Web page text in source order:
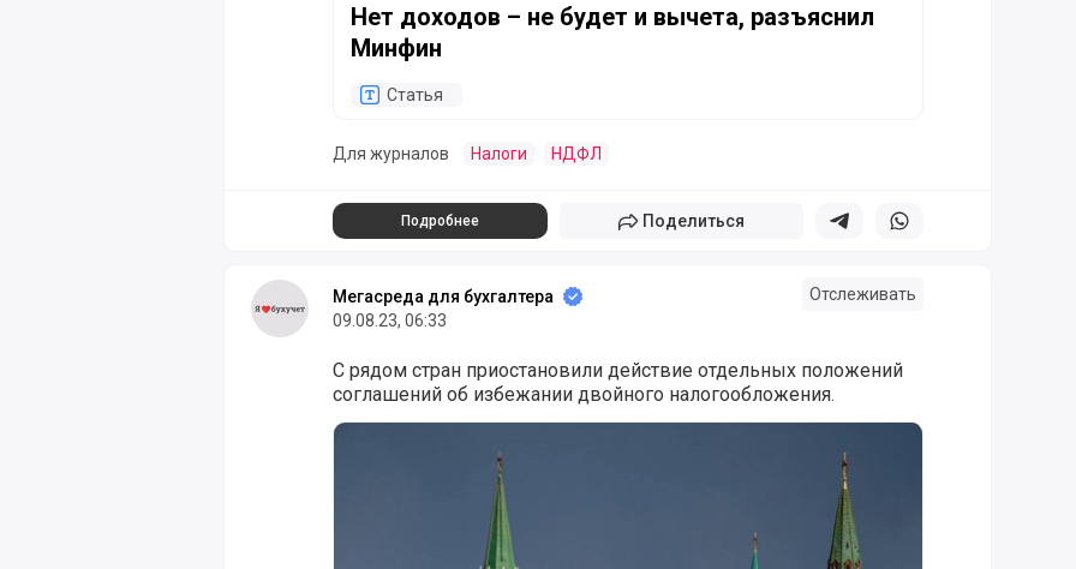
Нет доходов – не будет и вычета, разъяснил
Минфин
Статья
Для журналов Налоги НДФЛ
Подробнее Поделиться Поделиться в телеграм
Поделиться в whatsapp
Мегасреда для бухгалтера
09.08.23, 06:33
Отслеживать
С рядом стран приостановили действие отдельных положений
соглашений об избежании двойного налогообложения.
С 38 странами приостановили действие отдельных пунктов СИДН